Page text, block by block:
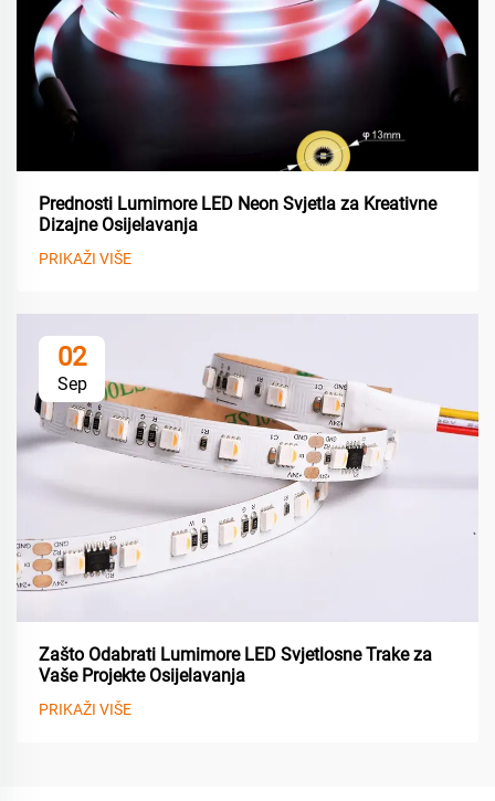
Prednosti Lumimore LED Neon Svjetla za Kreativne
Dizajne Osijelavanja
PRIKAŽI VIŠE
02
Sep
Zašto Odabrati Lumimore LED Svjetlosne Trake za
Vaše Projekte Osijelavanja
PRIKAŽI VIŠE